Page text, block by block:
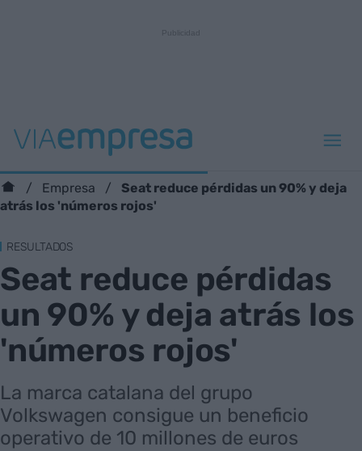
Empresa
Seat reduce pérdidas un 90% y deja
atrás los 'números rojos'
RESULTADOS
Seat reduce pérdidas
un 90% y deja atrás los
'números rojos'
La marca catalana del grupo
Volkswagen consigue un beneficio
operativo de 10 millones de euros